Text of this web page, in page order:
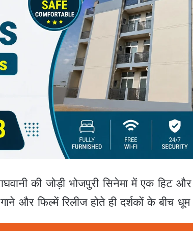
की जोड़ी भोजपुरी सिनेमा में एक हिट और
और फिल्में रिलीज होते ही दर्शकों के बीच धूम